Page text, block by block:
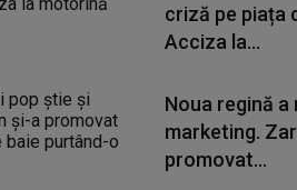
criză pe piața
Acciza la...
Noua regină
marketing.
promovat...